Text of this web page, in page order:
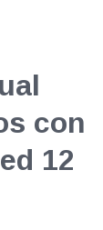
con
12